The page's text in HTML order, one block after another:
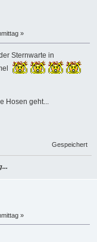
»
Sternwarte in
Hosen geht...
Gespeichert
»